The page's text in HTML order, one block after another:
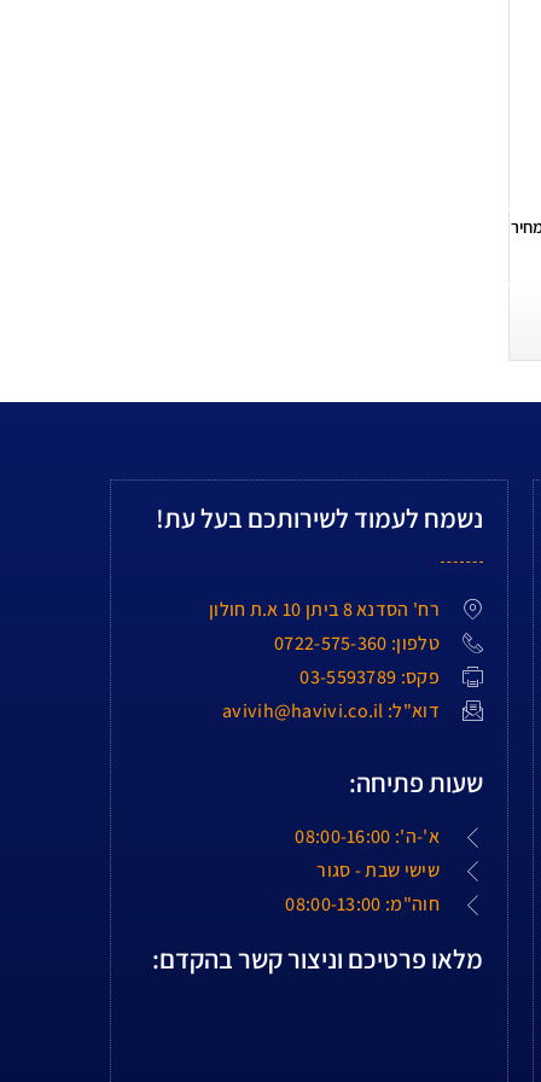
נשמח לעמוד לשירותכם בעל עת!
רח' הסדנא 8 ביתן 10 א.ת חולון
טלפון: 0722-575-360
פקס: 03-5593789
דוא"ל: avivih@havivi.co.il
שעות פתיחה:
א'-ה': 08:00-16:00
שישי שבת - סגור
חוה"מ: 08:00-13:00
מלאו פרטיכם וניצור קשר בהקדם: